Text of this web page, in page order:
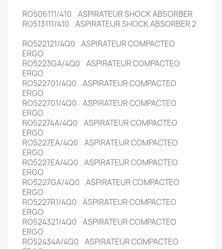
RO506111/410 ASPIRATEUR SHOCK ABSORBER
RO513111/410 ASPIRATEUR SHOCK ABSORBER 2
RO522121/4Q0 ASPIRATEUR COMPACTEO
ERGO
RO5223GA/4Q0 ASPIRATEUR COMPACTEO
ERGO
RO522701/4Q0 ASPIRATEUR COMPACTEO
ERGO
RO522701/4Q0 ASPIRATEUR COMPACTEO
ERGO
RO52274A/4Q0 ASPIRATEUR COMPACTEO
ERGO
RO5227EA/4Q0 ASPIRATEUR COMPACTEO
ERGO
RO5227EA/4Q0 ASPIRATEUR COMPACTEO
ERGO
RO5227GA/4Q0 ASPIRATEUR COMPACTEO
ERGO
RO5227R1/4Q0 ASPIRATEUR COMPACTEO
ERGO
RO524321/4Q0 ASPIRATEUR COMPACTEO
ERGO
RO52434A/4Q0 ASPIRATEUR COMPACTEO